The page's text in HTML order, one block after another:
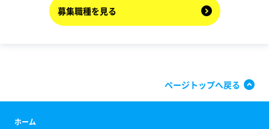
募集職種を見る
ページトップへ戻る
ホーム